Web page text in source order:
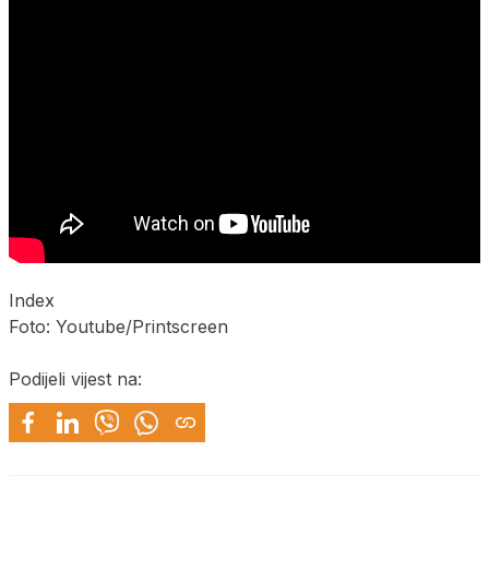
Index
Foto: Youtube/Printscreen
Podijeli vijest na: